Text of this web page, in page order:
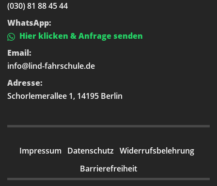
(030) 81 88 45 44
WhatsApp:
Hier klicken & Anfrage senden
Email:
info@lind-fahrschule.de
Adresse:
Schorlemerallee 1, 14195 Berlin
Impressum Datenschutz Widerrufsbelehrung
Barrierefreiheit